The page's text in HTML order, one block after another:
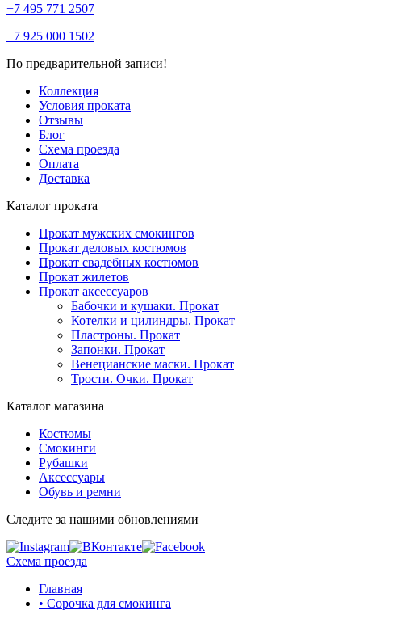
+7 495 771 2507
+7 925 000 1502
По предварительной записи!
Коллекция
Условия проката
Отзывы
Блог
Схема проезда
Оплата
Доставка
Каталог проката
Прокат мужских смокингов
Прокат деловых костюмов
Прокат свадебных костюмов
Прокат жилетов
Прокат аксессуаров
Бабочки и кушаки. Прокат
Котелки и цилиндры. Прокат
Пластроны. Прокат
Запонки. Прокат
Венецианские маски. Прокат
Трости. Очки. Прокат
Каталог магазина
Костюмы
Смокинги
Рубашки
Аксессуары
Обувь и ремни
Следите за нашими обновлениями
Схема проезда
Главная
• Сорочка для смокинга